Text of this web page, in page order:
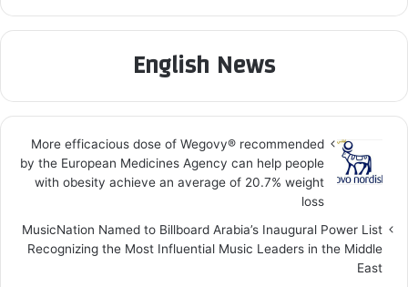
English News
More efficacious dose of Wegovy®️ recommended
by the European Medicines Agency can help people
with obesity achieve an average of 20.7% weight
loss
MusicNation Named to Billboard Arabia’s Inaugural Power List
Recognizing the Most Influential Music Leaders in the Middle
East